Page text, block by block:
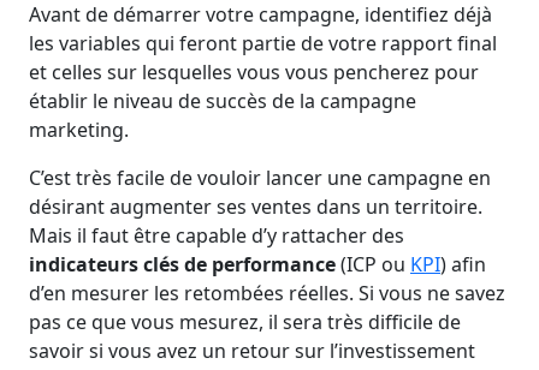
Avant de démarrer votre campagne, identifiez déjà
les variables qui feront partie de votre rapport final
et celles sur lesquelles vous vous pencherez pour
établir le niveau de succès de la campagne
marketing.
C’est très facile de vouloir lancer une campagne en
désirant augmenter ses ventes dans un territoire.
Mais il faut être capable d’y rattacher des
indicateurs clés de performance(ICP ou KPI) afin
d’en mesurer les retombées réelles. Si vous ne savez
pas ce que vous mesurez, il sera très difficile de
savoir si vous avez un retour sur l’investissement